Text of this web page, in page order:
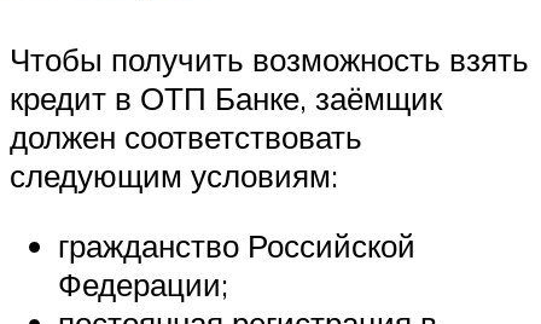
Чтобы получить возможность взять
кредит в ОТП Банке, заёмщик
должен соответствовать
следующим условиям:
гражданство Российской
Федерации;